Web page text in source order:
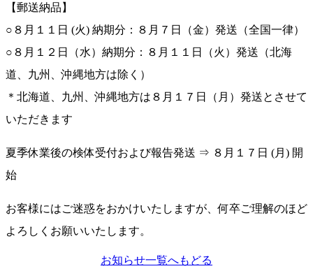
【郵送納品】
○８月１１日 (火) 納期分：８月７日（金）発送（全国一律）
○８月１２日（水）納期分：８月１１日（火）発送（北海
道、九州、沖縄地方は除く）
＊北海道、九州、沖縄地方は８月１７日（月）発送とさせて
いただきます
夏季休業後の検体受付および報告発送 ⇒ ８月１７日 (月) 開
始
お客様にはご迷惑をおかけいたしますが、何卒ご理解のほど
よろしくお願いいたします。
お知らせ一覧へもどる